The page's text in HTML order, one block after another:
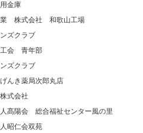
金庫
業 株式会社 和歌山工場
ズクラブ
工会 青年部
ズクラブ
んき薬局次郎丸店
式会社
髙陽会 総合福祉センター風の里
昭仁会双苑